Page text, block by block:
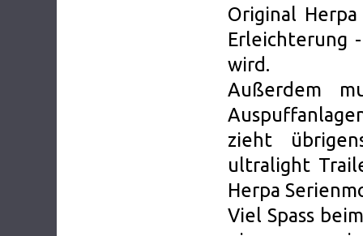
Original
Erleichterung
wird.
Außerdem
zieht
ultralight
Herpa
Viel Spass